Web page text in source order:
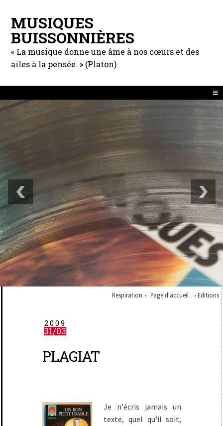
MUSIQUES
BUISSONNIÈRES
« La musique donne une âme à nos cœurs et des
ailes à la pensée. » (Platon)
Respiration Page d'accueil Editions
2009
31/03
PLAGIAT
Je n'écris jamais un
texte, quel qu'il soit,